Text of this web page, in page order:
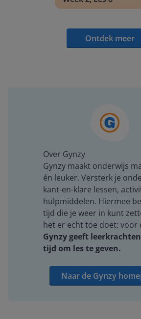
Ontdek meer
Over Gynzy
Gynzy maakt onderwijs
én leuker. Versterk je
kant-en-klare lessen,
hulpmiddelen. Hiermee
tijd die je weer in kunt
het er echt toe doet: voor
Gynzy geeft
tijd om les te geven.
Naar de Gynzy